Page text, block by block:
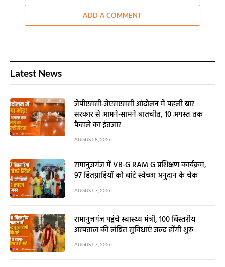
ADD A COMMENT
Latest News
जेपीएससी-जेएसएससी आंदोलन में पहली बार
सरकार से आमने-सामने बातचीत, 10 अगस्त तक
फैसले का इंतजार
AUGUST 8, 2026
रामानुजगंज में VB-G RAM G प्रशिक्षण कार्यक्रम,
97 हितग्राहियों को बांटे स्वेच्छा अनुदान के चेक
AUGUST 7, 2026
रामानुजगंज पहुंचे स्वास्थ्य मंत्री, 100 बिस्तरीय
अस्पताल की लंबित सुविधाएं जल्द होंगी शुरू
AUGUST 7, 2026